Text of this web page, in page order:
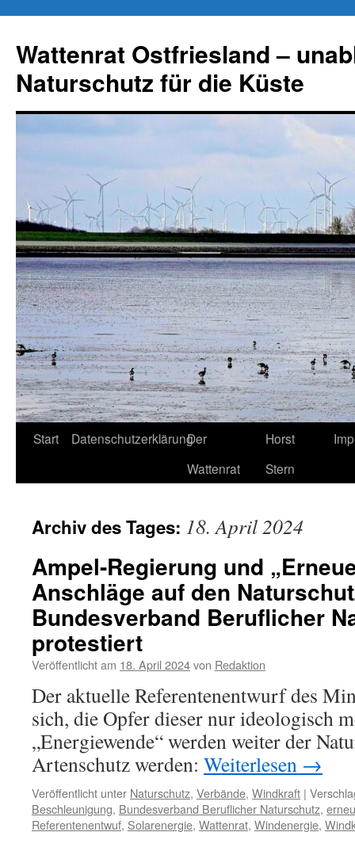
springen
Wattenrat Ostfriesland –
Naturschutz für die Küste
Start DatenschutzerklärungDer
Wattenrat
Horst
Stern
Archiv des Tages: 18. April 2024
Ampel-Regierung und
Anschläge auf den
Bundesverband Beruflicher
protestiert
Veröffentlicht am 18. April 2024von Redaktion
Der aktuelle Referentenentwurf des
sich, die Opfer dieser nur ideologisch
„Energiewende“ werden weiter der
Artenschutz werden: Weiterlesen →
Veröffentlicht unter Naturschutz, Verbände, Windkraft |
Beschleunigung, Bundesverband Beruflicher Naturschutz,
Referentenentwuf, Solarenergie, Wattenrat, Windenergie,